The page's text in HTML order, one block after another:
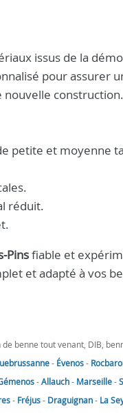
issus de la
pour assurer
construction.
petite et moyenne
réduit.
fiable et
et adapté à vos
benne tout venant, DIB,
- Évenos-
-Allauch- Marseille-
- Fréjus- Draguignan- La